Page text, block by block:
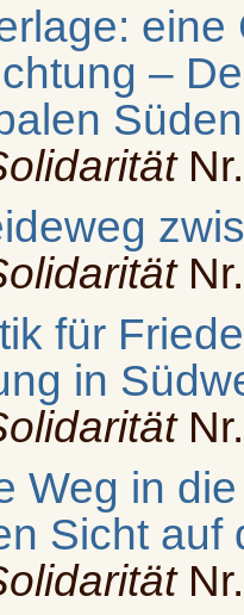
eine
–
für
in
Weg in
Sicht auf